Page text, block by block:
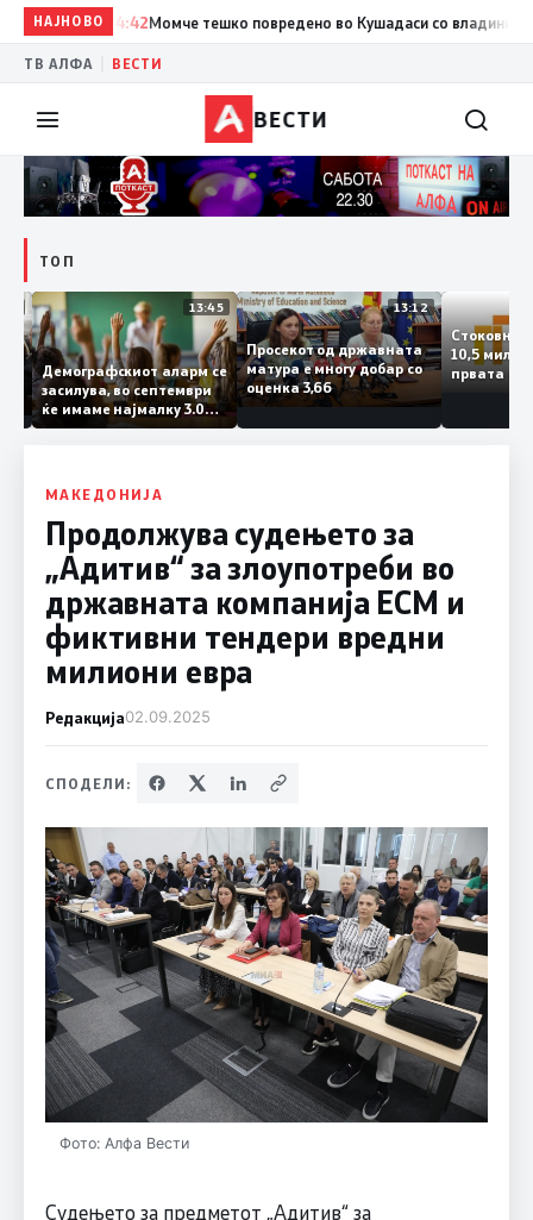
НАЈНОВО
14:42 Момче тешко повредено во Кушадаси со владиниот
ТВ АЛФА ВЕСТИ
ВЕСТИ
ТОП
14:12 13:45
Демографскиот аларм се
засилува, во септември
ќе имаме најмалку 3.000
првачиња помалку
13:12
Просекот од државната
матура е многу добар со
оценка 3,66
10,5
првата
МАКЕДОНИЈА
Продолжува судењето за
„Адитив“ за злоупотреби во
државната компанија ЕСМ и
фиктивни тендери вредни
милиони евра
Редакција02.09.2025
СПОДЕЛИ:
Фото: Алфа Вести
Судењето за предметот „Адитив“ за